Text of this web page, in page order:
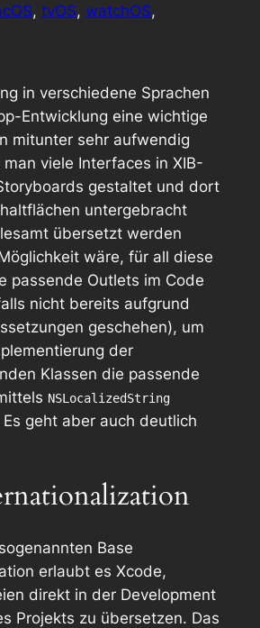
, tvOS, watchOS
in verschiedene Sprachen
Entwicklung eine wichtige
mitunter sehr aufwendig
viele Interfaces in XIB-
gestaltet und dort
untergebracht
übersetzt werden
wäre, für all diese
passende Outlets im Code
nicht bereits aufgrund
geschehen), um
der
Klassen die passende
NSLocalizedString
geht aber auch deutlich
Base
erlaubt es Xcode,
direkt in der Development
Projekts zu übersetzen. Das